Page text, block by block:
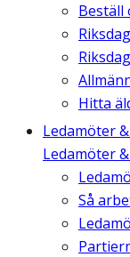
Beställ
Hitta
Ledamöter
Ledamöter
Så